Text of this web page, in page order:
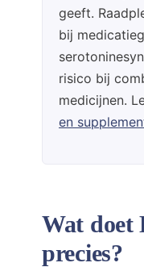
geeft.
bij
risico bij
medicijnen.
en
Wat doet
precies?